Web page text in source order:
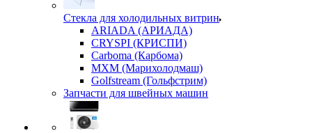
Стекла для холодильных витрин
ARIADA (АРИАДА)
CRYSPI (КРИСПИ)
Carboma (Карбома)
MXM (Марихолодмаш)
Golfstream (Гольфстрим)
Запчасти для швейных машин